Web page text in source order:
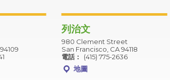
列治文
980 Clement Street
San Francisco, CA 94118
電話：
(415) 775-2636
地圖